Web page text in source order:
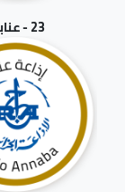
23 - عنابة